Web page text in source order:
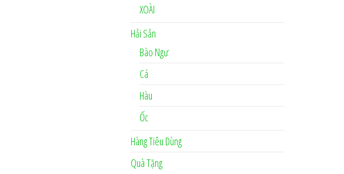
XOÀI
Hải Sản
Bào Ngư
Cá
Hàu
Ốc
Hàng Tiêu Dùng
Quà Tặng